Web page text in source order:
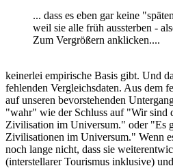
... dass es eben gar keine
weil sie alle früh aussterben -
Zum Vergrößern anklicken....
keinerlei empirische Basis gibt. Und
fehlenden Vergleichsdaten. Aus dem
auf unseren bevorstehenden
"wahr" wie der Schluss auf "Wir sind
Zivilisation im Universum." oder "Es
Zivilisationen im Universum." Wenn
noch lange nicht, dass sie
(interstellarer Tourismus inklusive)